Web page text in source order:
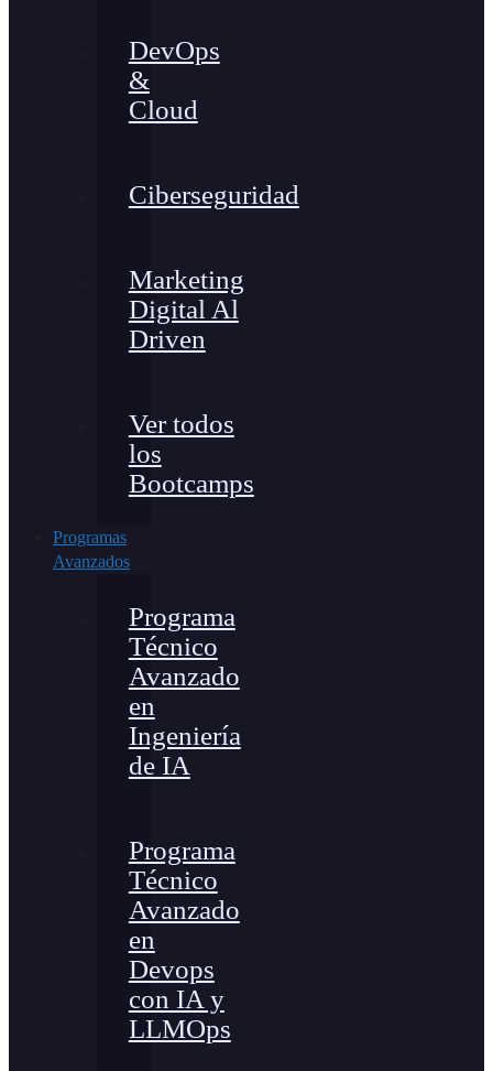
DevOps
&
Cloud
Ciberseguridad
Marketing
Digital Al
Driven
Ver todos
los
Bootcamps
Programas
Avanzados
Programa
Técnico
Avanzado
en
Ingeniería
de IA
Programa
Técnico
Avanzado
en
Devops
con IA y
LLMOps